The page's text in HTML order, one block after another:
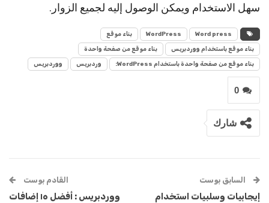
سهل الاستخدام ويمكن الوصول إليه لجميع الزوار.
Word press
WordPress بناء موقع
بناء موقع باستخدام ووردبريس بناء موقع من صفحة واحدة
بناء موقع من صفحة واحدة باستخدام WordPress: وردبريس ووردبريس
0
شارك
السابق بوست
إيجابيات وسلبيات استخدام
القادم بوست
ووردبريس : أفضل ١٥ إضافات